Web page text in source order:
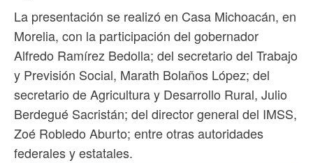
La presentación se realizó en Casa Michoacán, en
Morelia, con la participación del gobernador
Alfredo Ramírez Bedolla; del secretario del Trabajo
y Previsión Social, Marath Bolaños López; del
secretario de Agricultura y Desarrollo Rural, Julio
Berdegué Sacristán; del director general del IMSS,
Zoé Robledo Aburto; entre otras autoridades
federales y estatales.